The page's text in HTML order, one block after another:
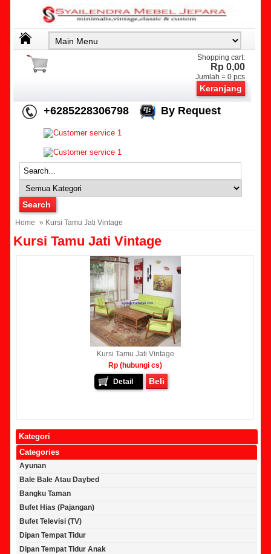
Shopping cart:
Rp 0,00
Jumlah =0 pcs
Keranjang
+6285228306798 By Request
Home » Kursi Tamu Jati Vintage
Kursi Tamu Jati Vintage
Kursi Tamu Jati Vintage
Rp (hubungi cs)
Detail
Beli
Kategori
Categories
Ayunan
Bale Bale Atau Daybed
Bangku Taman
Bufet Hias (Pajangan)
Bufet Televisi (TV)
Dipan Tempat Tidur
Dipan Tempat Tidur Anak